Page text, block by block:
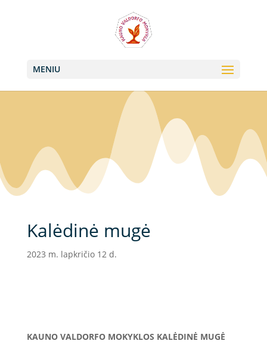
MENIU
Kalėdinė mugė
2023 m. lapkričio 12 d.
KAUNO VALDORFO MOKYKLOS KALĖDINĖ MUGĖ